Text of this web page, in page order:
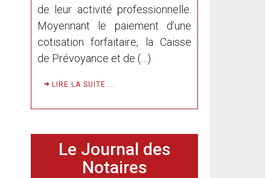
de leur activité professionnelle.
Moyennant le paiement d’une
cotisation forfaitaire, la Caisse
de Prévoyance et de (…)
LIRE LA SUITE ...
Le Journal des
Notaires